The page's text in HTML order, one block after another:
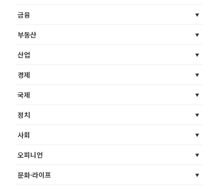
금융
부동산
산업
경제
국제
정치
사회
오피니언
문화·라이프